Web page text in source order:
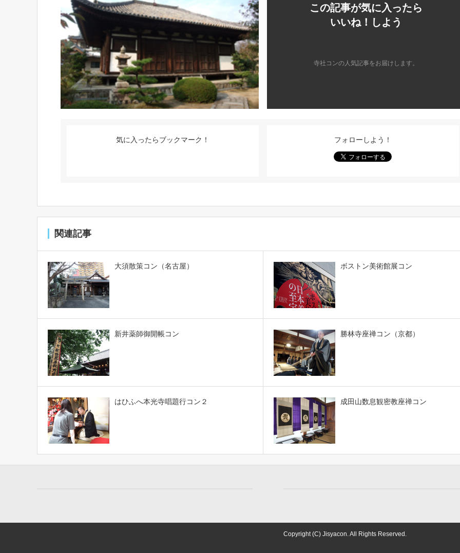
この記事が気に入ったら
いいね！しよう
寺社コンの人気記事をお届けします。
気に入ったらブックマーク！ フォローしよう！
関連記事
大須散策コン（名古屋） ボストン美術館展コン
新井薬師御開帳コン 勝林寺座禅コン（京都）
はひふへ本光寺唱題行コン２ 成田山数息観密教座禅コン
Copyright (C) Jisyacon. All Rights Reserved.